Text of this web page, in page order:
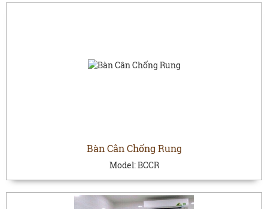
Bàn Cân Chống Rung
Model:BCCR